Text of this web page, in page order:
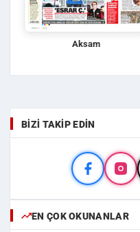
Aksam
BIZI TAKIP EDIN
EN ÇOK OKUNANLAR